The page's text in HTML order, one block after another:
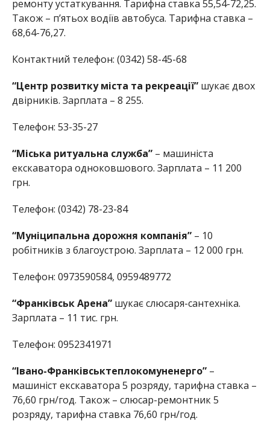
ремонту устаткування. Тарифна ставка 55,54-72,25.
Також – п’ятьох водіїв автобуса. Тарифна ставка –
68,64-76,27.
Контактний телефон: (0342) 58-45-68
“Центр розвитку міста та рекреації”шукає двох
двірників. Зарплата – 8 255.
Телефон: 53-35-27
“Міська ритуальна служба”– машиніста
екскаватора одноковшового. Зарплата – 11 200
грн.
Телефон: (0342) 78-23-84
“Муніципальна дорожня компанія”– 10
робітників з благоустрою. Зарплата – 12 000 грн.
Телефон: 0973590584, 0959489772
“Франківськ Арена”шукає слюсаря-сантехніка.
Зарплата – 11 тис. грн.
Телефон: 0952341971
“Івано-Франківськтеплокомуненерго”–
машиніст екскаватора 5 розряду, тарифна ставка –
76,60 грн/год. Також – слюсар-ремонтник 5
розряду, тарифна ставка 76,60 грн/год.